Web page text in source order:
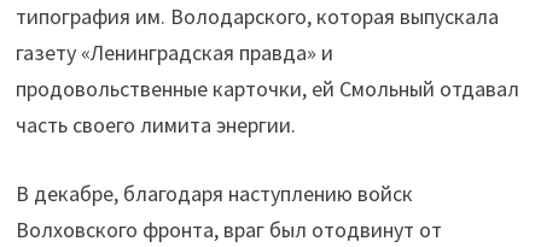
типография им. Володарского, которая выпускала
газету «Ленинградская правда» и
продовольственные карточки, ей Смольный отдавал
часть своего лимита энергии.
В декабре, благодаря наступлению войск
Волховского фронта, враг был отодвинут от